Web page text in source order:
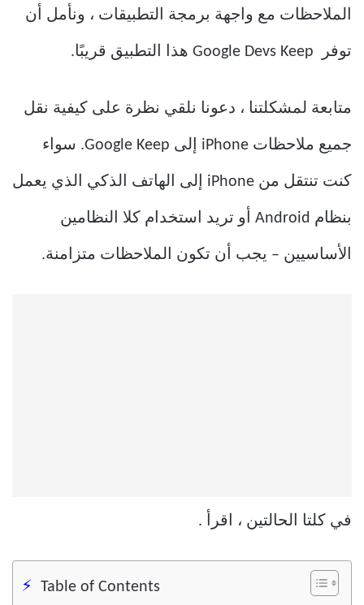
الملاحظات مع واجهة برمجة التطبيقات ، ونأمل أن
توفر Google Devs Keep هذا التطبيق قريبًا.
متابعة لمشكلتنا ، دعونا نلقي نظرة على كيفية نقل
جميع ملاحظات iPhone إلى Google Keep. سواء
كنت تنتقل من iPhone إلى الهاتف الذكي الذي يعمل
بنظام Android أو تريد استخدام كلا النظامين
الأساسيين – يجب أن تكون الملاحظات متزامنة.
في كلتا الحالتين ، اقرأ .
Table of Contents